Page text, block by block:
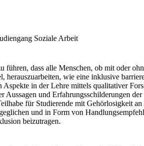
Soziale Arbeit
führen, dass alle Menschen, ob mit oder
herauszuarbeiten, wie eine inklusive
in der Lehre mittels qualitativer
und Erfahrungsschilderungen
für Studierende mit Gehörlosigkeit
und in Form von
beizutragen.